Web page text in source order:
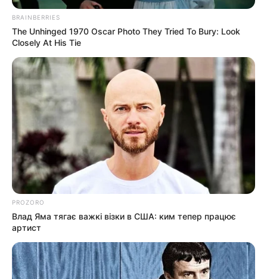
BRAINBERRIES
The Unhinged 1970 Oscar Photo They Tried To Bury: Look
Closely At His Tie
PROZORO
Влад Яма тягає важкі візки в США: ким тепер працює
артист